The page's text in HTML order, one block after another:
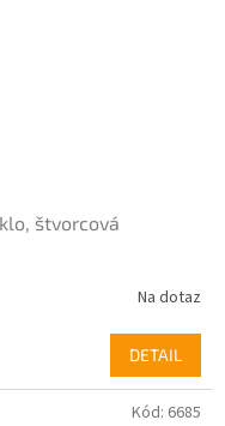
štvorcová
Na dotaz
DETAIL
Kód: 6685